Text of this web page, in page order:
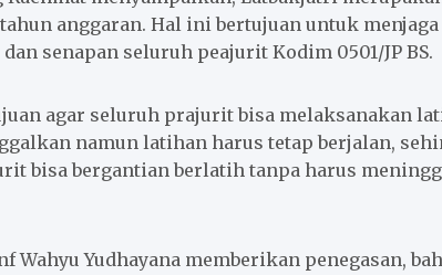
anggaran. Hal ini bertujuan untuk menjaga
senapan seluruh peajurit Kodim 0501/JP BS.
agar seluruh prajurit bisa melaksanakan
namun latihan harus tetap berjalan,
bisa bergantian berlatih tanpa harus
Wahyu Yudhayana memberikan penegasan,